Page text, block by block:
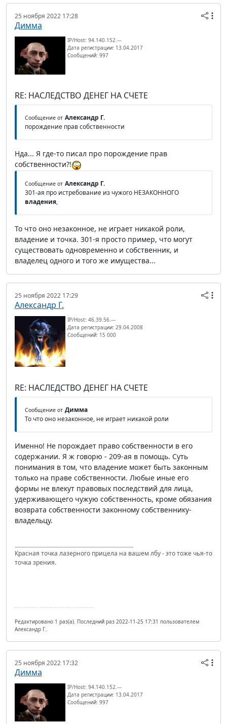
25 ноября 2022 17:28
Димма
IP/Host: 94.140.152.---
Дата регистрации: 13.04.2017
Сообщений: 997
RE: НАСЛЕДСТВО ДЕНЕГ НА СЧЕТЕ
Сообщение от Александр Г.
порождение прав собственности
Нда... Я где-то писал про порождение прав
собственности?!
Сообщение от Александр Г.
301-ая про истребование из чужого НЕЗАКОННОГО
владения,
То что оно незаконное, не играет никакой роли,
владение и точка. 301-я просто пример, что могут
существовать одновременно и собственник, и
владелец одного и того же имущества...
25 ноября 2022 17:29
Александр Г.
IP/Host: 46.39.56.---
Дата регистрации: 29.04.2008
Сообщений: 15 000
RE: НАСЛЕДСТВО ДЕНЕГ НА СЧЕТЕ
Сообщение от Димма
То что оно незаконное, не играет никакой роли
Именно! Не порождает право собственности в его
содержании. Я ж говорю - 209-ая в помощь. Суть
понимания в том, что владение может быть законным
только на праве собственности. Любые иные его
формы не влекут правовых последствий для лица,
удерживающего чужую собственность, кроме обязания
возврата собственности законному собственнику-
владельцу.
Красная точка лазерного прицела на вашем лбу - это тоже чья-то
точка зрения.
Редактировано 1 раз(а). Последний раз 2022-11-25 17:31 пользователем
Александр Г..
25 ноября 2022 17:32
Димма
IP/Host: 94.140.152.---
Дата регистрации: 13.04.2017
Сообщений: 997